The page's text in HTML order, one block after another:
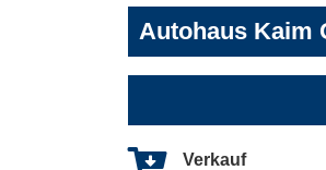
Autohaus Kaim
Verkauf